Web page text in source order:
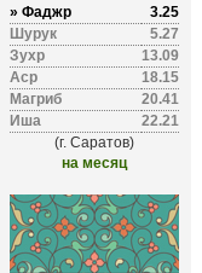
» Фаджр
3.25
Шурук
5.27
Зухр
13.09
Аср
18.15
Магриб
20.41
Иша
22.21
(г. Саратов)
на месяц